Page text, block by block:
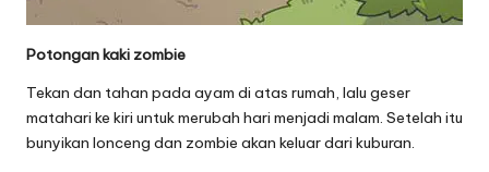
Potongan kaki zombie
Tekan dan tahan pada ayam di atas rumah, lalu geser
matahari ke kiri untuk merubah hari menjadi malam. Setelah itu
bunyikan lonceng dan zombie akan keluar dari kuburan.